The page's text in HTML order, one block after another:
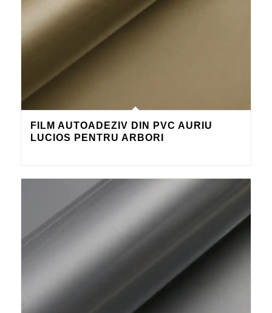
FILM AUTOADEZIV DIN PVC AURIU
LUCIOS PENTRU ARBORI